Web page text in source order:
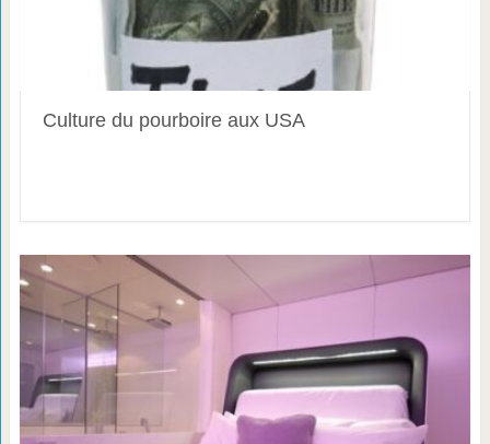
Culture du pourboire aux USA